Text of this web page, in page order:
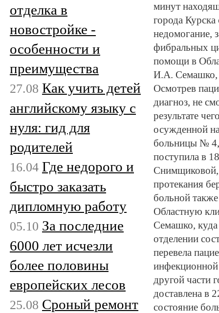
минут
города
недомогание,
фибральных
помощи в
И.А. Семашко,
Осмотрев
диагноз, не
результате
осужденной
больницы № 4,
поступила в
Снимщиковой,
протекания
больной
Областную
Семашко,
отделении
перевела
другой части
доставлена в
состояние
отделка в
новостройке -
особенности и
преимущества
27.08 Как учить детей
английскому языку с
нуля: гид для
родителей
16.04 Где недорого и
быстро заказать
дипломную работу
05.10 За последние
6000 лет исчезли
более половины
европейских лесов
25.08 Сроный ремонт